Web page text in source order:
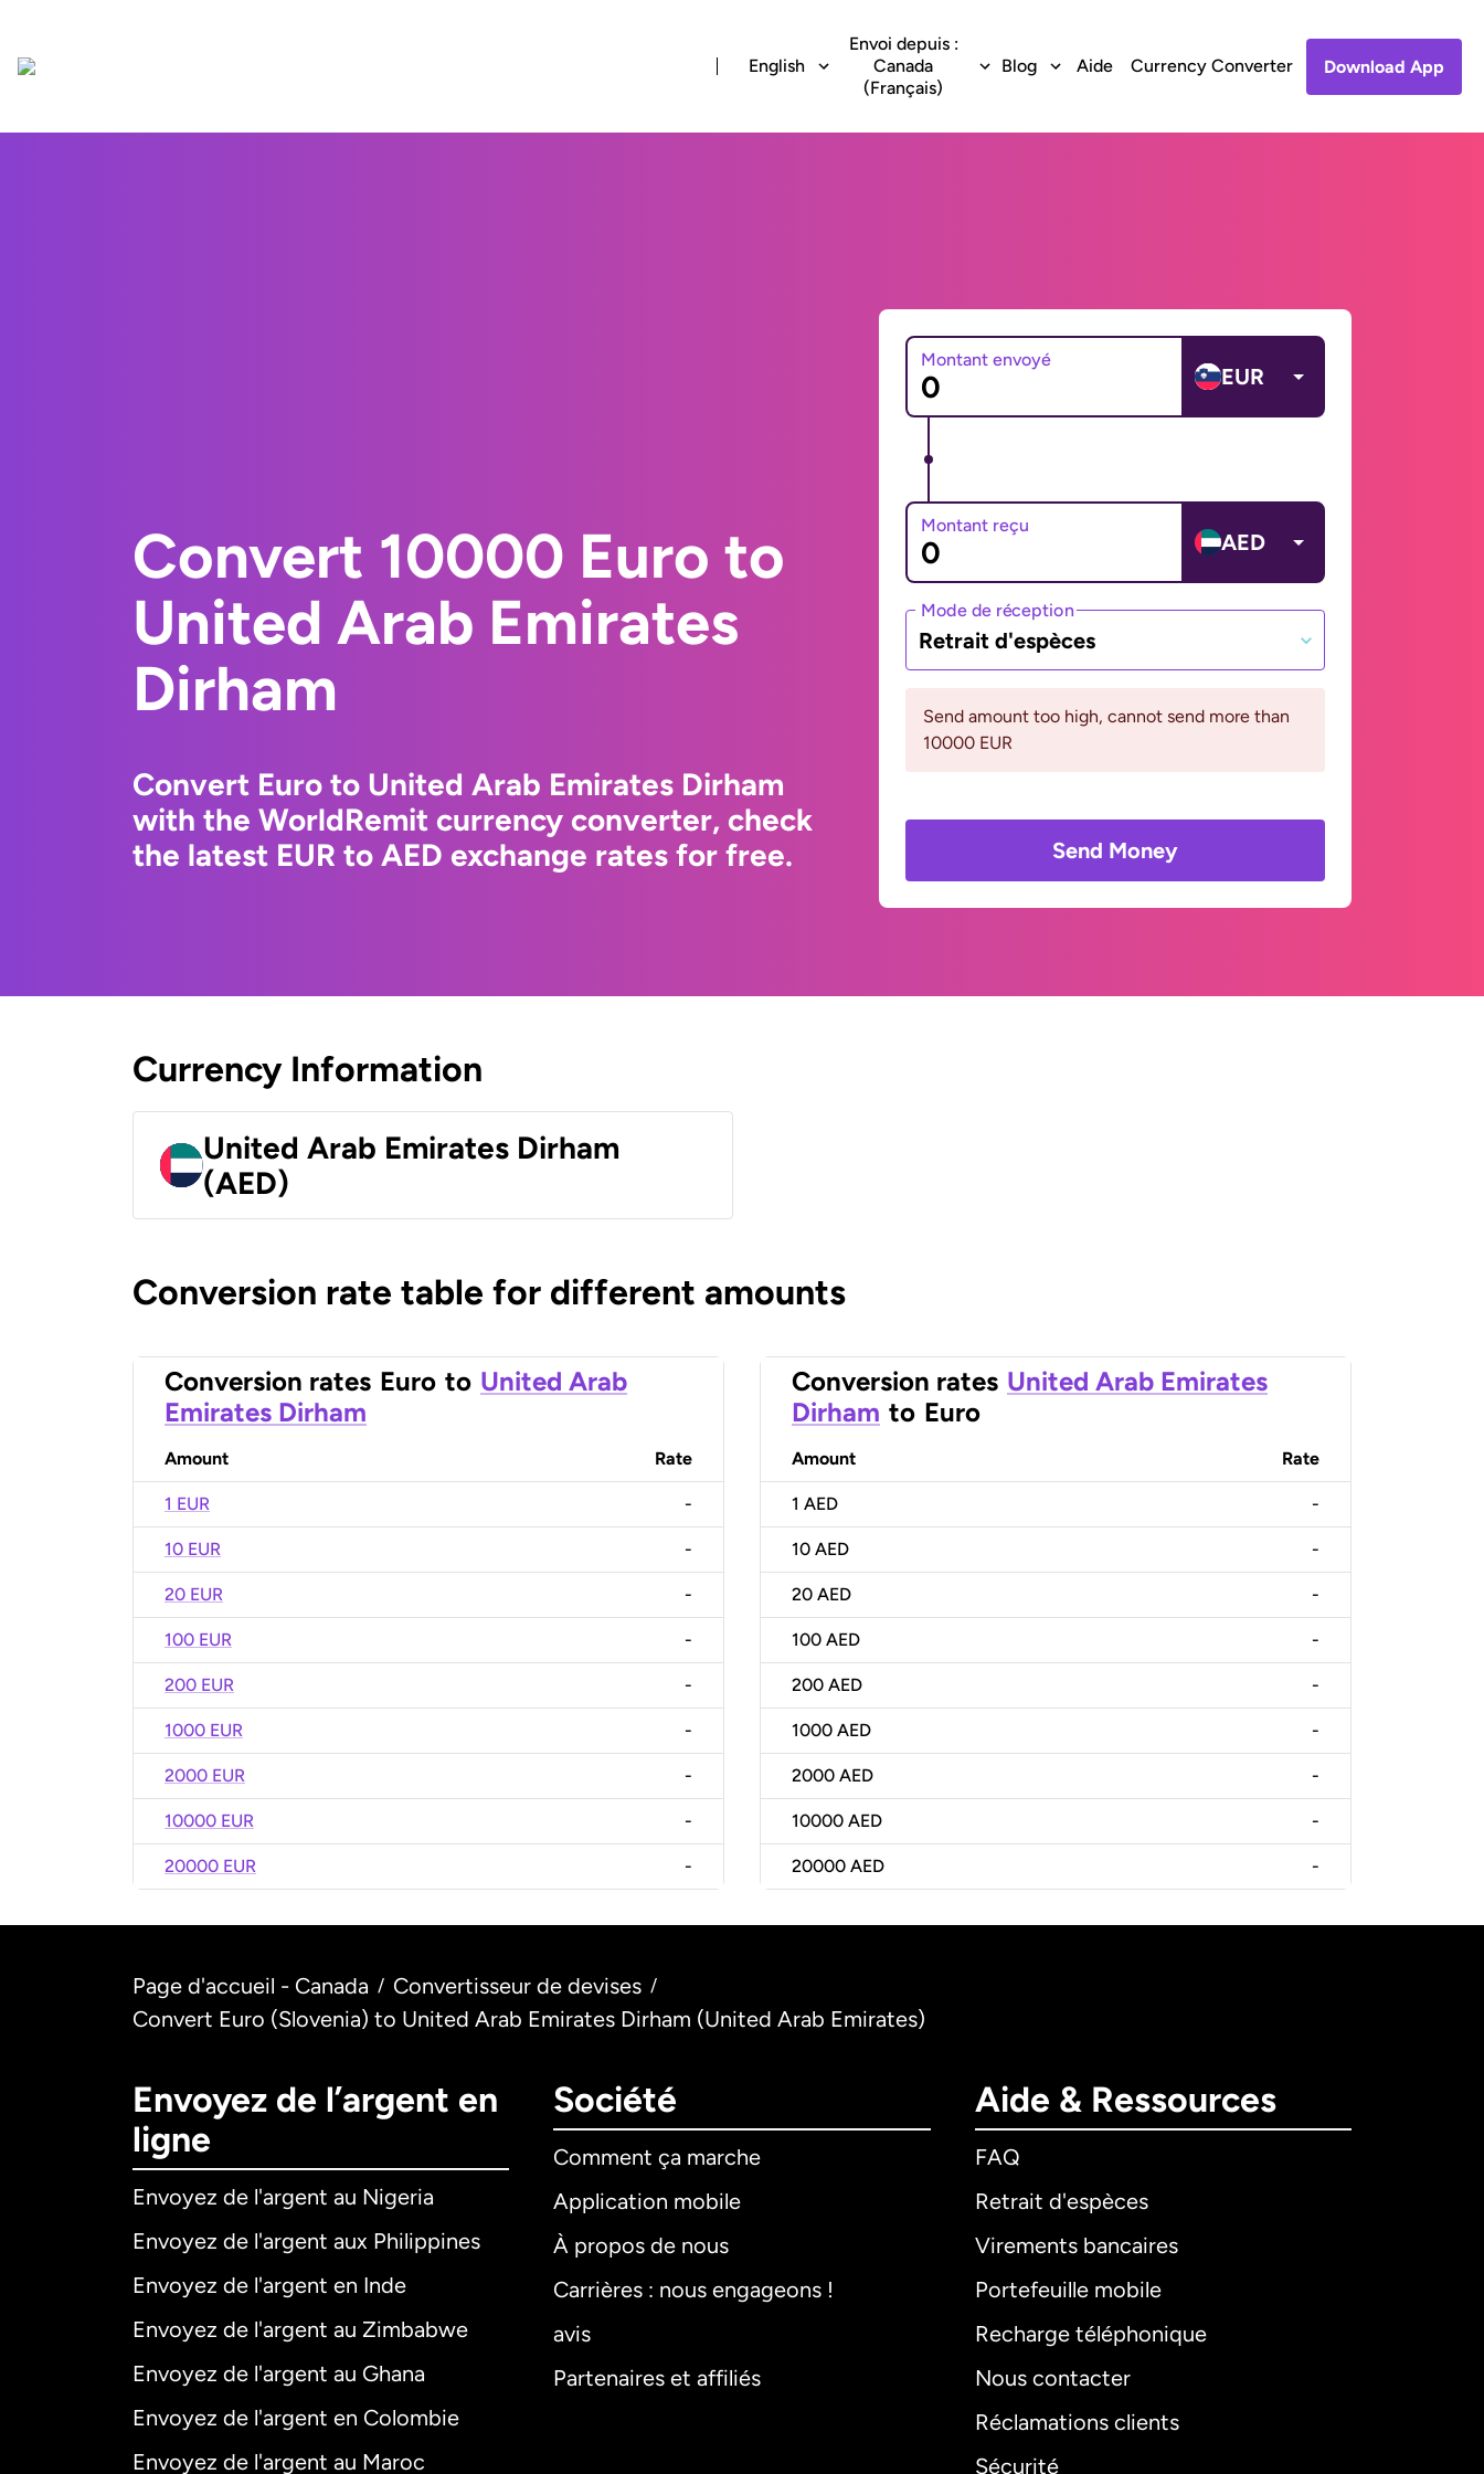
English
Envoi depuis :
Canada
(Français)
Blog Aide Currency Converter Download App
Convert 10000 Euro to
United Arab Emirates
Dirham
Convert Euro to United Arab Emirates Dirham
with the WorldRemit currency converter, check
the latest EUR to AED exchange rates for free.
Montant envoyé
EUR
Montant reçu
AED
Mode de réception
Retrait d'espèces
Send amount too high, cannot send more than
10000 EUR
Send Money
Currency Information
United Arab Emirates Dirham
(AED)
Conversion rate table for different amounts
Conversion rates Euro to United Arab
Emirates Dirham
Amount Rate
1 EUR -
10 EUR -
20 EUR -
100 EUR -
200 EUR -
1000 EUR -
2000 EUR -
10000 EUR -
20000 EUR -
Conversion rates United Arab Emirates
Dirham to Euro
Amount Rate
1 AED -
10 AED -
20 AED -
100 AED -
200 AED -
1000 AED -
2000 AED -
10000 AED -
20000 AED -
Page d'accueil - Canada / Convertisseur de devises /
Convert Euro (Slovenia) to United Arab Emirates Dirham (United Arab Emirates)
Envoyez de l’argent en
ligne
Envoyez de l'argent au Nigeria
Envoyez de l'argent aux Philippines
Envoyez de l'argent en Inde
Envoyez de l'argent au Zimbabwe
Envoyez de l'argent au Ghana
Envoyez de l'argent en Colombie
Envoyez de l'argent au Maroc
Société
Comment ça marche
Application mobile
À propos de nous
Carrières : nous engageons !
avis
Partenaires et affiliés
Aide & Ressources
FAQ
Retrait d'espèces
Virements bancaires
Portefeuille mobile
Recharge téléphonique
Nous contacter
Réclamations clients
Sécurité